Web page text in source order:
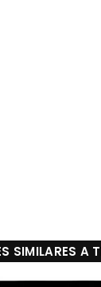
SIMILARES A